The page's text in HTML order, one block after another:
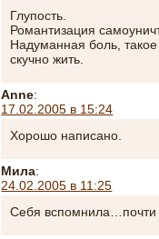
Глупость.
Романтизация
Надуманная боль,
скучно жить.
Anne:
17.02.2005 в 15:24
Хорошо написано.
Мила:
24.02.2005 в 11:25
Себя